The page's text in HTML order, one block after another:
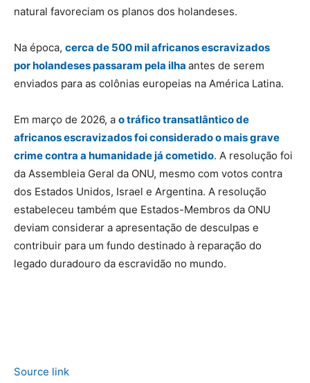
natural favoreciam os planos dos holandeses.
Na época, cerca de 500 mil africanos escravizados
por holandeses passaram pela ilha antes de serem
enviados para as colônias europeias na América Latina.
Em março de 2026, a o tráfico transatlântico de
africanos escravizados foi considerado o mais grave
crime contra a humanidade já cometido. A resolução foi
da Assembleia Geral da ONU, mesmo com votos contra
dos Estados Unidos, Israel e Argentina. A resolução
estabeleceu também que Estados-Membros da ONU
deviam considerar a apresentação de desculpas e
contribuir para um fundo destinado à reparação do
legado duradouro da escravidão no mundo.
Source link